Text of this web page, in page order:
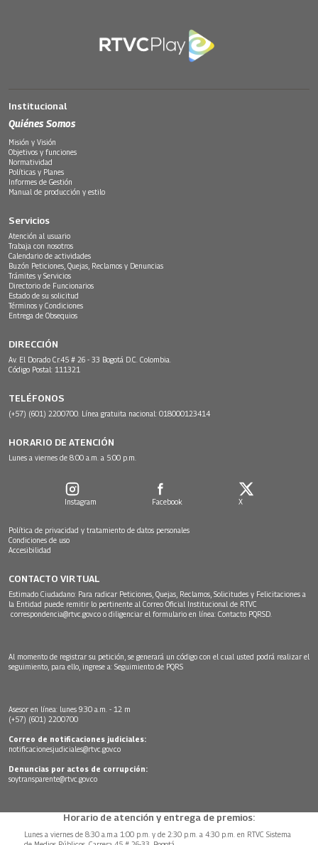
Institucional
Quiénes Somos
Misión y Visión
Objetivos y funciones
Normatividad
Políticas y Planes
Informes de Gestión
Manual de producción y estilo
Servicios
Atención al usuario
Trabaja con nosotros
Calendario de actividades
Buzón Peticiones, Quejas, Reclamos y Denuncias
Trámites y Servicios
Directorio de Funcionarios
Estado de su solicitud
Términos y Condiciones
Entrega de Obsequios
DIRECCIÓN
Av. El Dorado Cr.45 # 26 - 33 Bogotá D.C. Colombia.
Código Postal: 111321
TELÉFONOS
(+57) (601) 2200700. Línea gratuita nacional: 018000123414
HORARIO DE ATENCIÓN
Lunes a viernes de 8:00 a.m. a 5:00 p.m.
Instagram Facebook X
Política de privacidad y tratamiento de datos personales
Condiciones de uso
Accesibilidad
CONTACTO VIRTUAL
Estimado Ciudadano: Para radicar Peticiones, Quejas, Reclamos, Solicitudes y Felicitaciones a
la Entidad puede remitir lo pertinente al Correo Oficial Institucional de RTVC
correspondencia@rtvc.gov.co o diligenciar el formulario en línea: Contacto PQRSD.
Al momento de registrar su petición, se generará un código con el cual usted podrá realizar el
seguimiento, para ello, ingrese a: Seguimiento de PQRS
Asesor en línea: lunes 9:30 a.m. - 12 m
(+57) (601) 2200700
Correo de notificaciones judiciales:
notificacionesjudiciales@rtvc.gov.co
Denuncias por actos de corrupción:
soytransparente@rtvc.gov.co
Horario de atención y entrega de premios:
Lunes a viernes de 8:30 a.m.a 1:00 p.m. y de 2:30 p.m. a 4:30 p.m. en RTVC Sistema